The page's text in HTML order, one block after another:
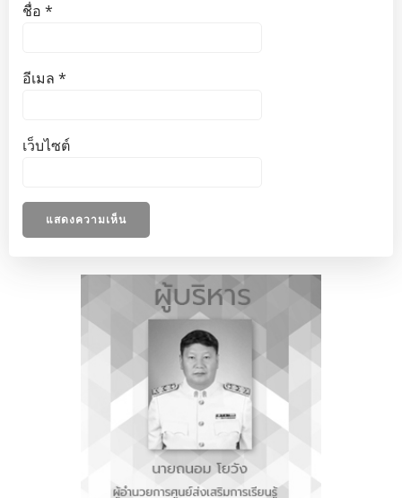
ชื่อ *
อีเมล *
เว็บไซต์